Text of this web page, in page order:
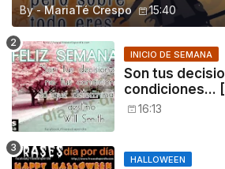
By - MariaTé Crespo 15:40
INICIO DE SEMANA
Son tus
condiciones...
16:13
HALLOWEEN